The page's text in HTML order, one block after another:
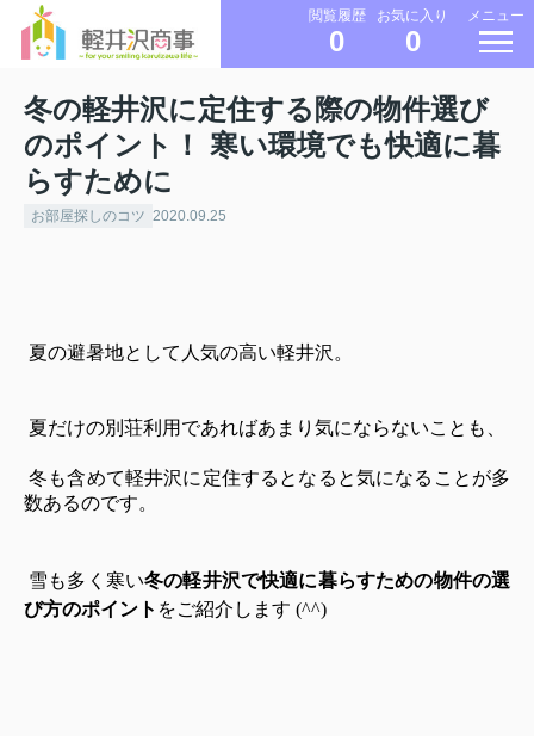
閲覧履歴
0
お気に入り
0
メニュー
冬の軽井沢に定住する際の物件選び
のポイント！ 寒い環境でも快適に暮
らすために
お部屋探しのコツ 2020.09.25
夏の避暑地として人気の高い軽井沢。
夏だけの別荘利用であればあまり気にならないことも、
冬も含めて軽井沢に定住するとなると気になることが多
数あるのです。
雪も多く寒い冬の軽井沢で快適に暮らすための物件の選
び方のポイント をご紹介します (^^)